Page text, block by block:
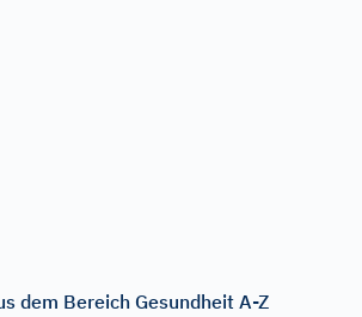
dem Bereich Gesundheit A-Z